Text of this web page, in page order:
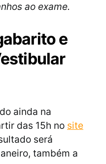
ao exame.
e
ainda na
das 15h no site
será
também a